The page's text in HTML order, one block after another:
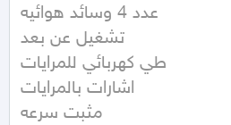
عدد 4 وسائد هوائيه
تشغيل عن بعد
طي كهربائي للمرايات
اشارات بالمرايات
مثبت سرعه